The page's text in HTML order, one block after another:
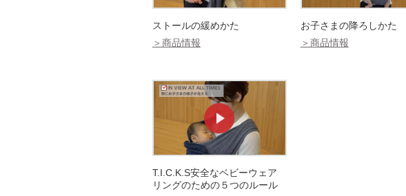
ストールの緩めかた
＞商品情報
お子さまの降ろしかた
＞商品情報
T.I.C.K.S安全なベビーウェア
リングのための５つのルール